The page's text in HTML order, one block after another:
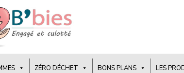
ZÉRO DÉCHET BONS PLANS LES